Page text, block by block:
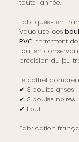
toute l’année.
Fabriquées en
Vaucluse, ces
PVC permettent
tout en
précision du jeu
Le coffret
✔ 3 boules grises
✔ 3 boules noires
✔ 1 but
Fabrication